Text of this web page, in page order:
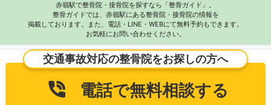
赤嶺駅で整骨院・接骨院を探すなら「整骨ガイド」。
整骨ガイドでは、赤嶺駅にある整骨院・接骨院の情報を
掲載しております。また、電話・LINE・WEBにて無料予約もできます。
お気軽にお問い合わせください。
交通事故対応の整骨院をお探しの方へ
電話で無料相談する